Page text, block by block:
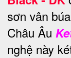
sơn vân
Châu Âu
nghệ này